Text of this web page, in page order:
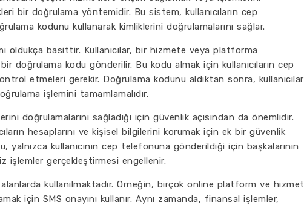
bir doğrulama yöntemidir. Bu sistem, kullanıcıların cep
kodunu kullanarak kimliklerini doğrulamalarını sağlar.
oldukça basittir. Kullanıcılar, bir hizmete veya platforma
doğrulama kodu gönderilir. Bu kodu almak için kullanıcıların cep
etmeleri gerekir. Doğrulama kodunu aldıktan sonra, kullanıcılar
işlemini tamamlamalıdır.
doğrulamalarını sağladığı için güvenlik açısından da önemlidir.
hesaplarını ve kişisel bilgilerini korumak için ek bir güvenlik
yalnızca kullanıcının cep telefonuna gönderildiği için başkalarının
işlemler gerçekleştirmesi engellenir.
kullanılmaktadır. Örneğin, birçok online platform ve
için SMS onayını kullanır. Aynı zamanda, finansal işlemler,